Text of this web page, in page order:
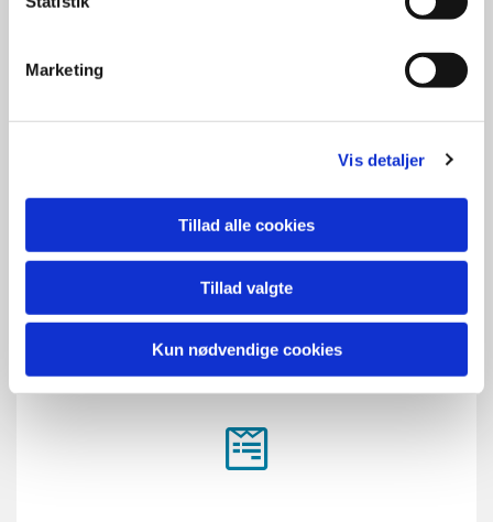
Marketing
Vis detaljer
Tillad alle cookies
Tillad valgte
Kun nødvendige cookies
2028 :
Gjessø søndag den 30/4
Gjessø søndag den 15/4